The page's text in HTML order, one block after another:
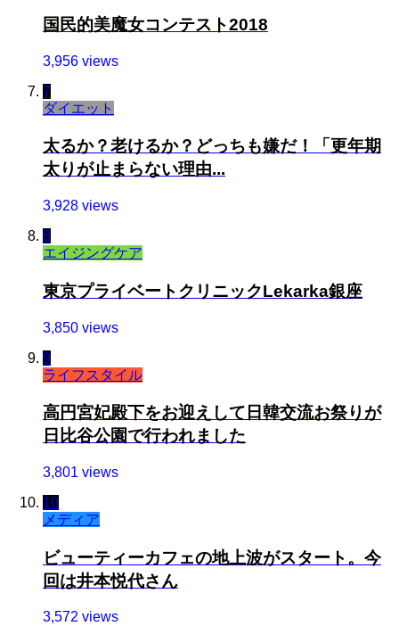
国民的美魔女コンテスト2018
3,956 views
7
ダイエット
太るか？老けるか？どっちも嫌だ！「更年期
太りが止まらない理由...
3,928 views
8
エイジングケア
東京プライベートクリニックLekarka銀座
3,850 views
9
ライフスタイル
高円宮妃殿下をお迎えして日韓交流お祭りが
日比谷公園で行われました
3,801 views
10
メディア
ビューティーカフェの地上波がスタート。今
回は井本悦代さん
3,572 views